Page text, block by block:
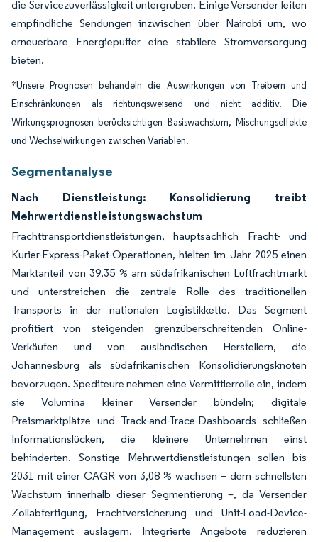
die Servicezuverlässigkeit untergruben. Einige Versender leiten
empfindliche Sendungen inzwischen über Nairobi um, wo
erneuerbare Energiepuffer eine stabilere Stromversorgung
bieten.
*Unsere Prognosen behandeln die Auswirkungen von Treibern und
Einschränkungen als richtungsweisend und nicht additiv. Die
Wirkungsprognosen berücksichtigen Basiswachstum, Mischungseffekte
und Wechselwirkungen zwischen Variablen.
Segmentanalyse
Nach Dienstleistung: Konsolidierung treibt
Mehrwertdienstleistungswachstum
Frachttransportdienstleistungen, hauptsächlich Fracht- und
Kurier-Express-Paket-Operationen, hielten im Jahr 2025 einen
Marktanteil von 39,35 % am südafrikanischen Luftfrachtmarkt
und unterstreichen die zentrale Rolle des traditionellen
Transports in der nationalen Logistikkette. Das Segment
profitiert von steigenden grenzüberschreitenden Online-
Verkäufen und von ausländischen Herstellern, die
Johannesburg als südafrikanischen Konsolidierungsknoten
bevorzugen. Spediteure nehmen eine Vermittlerrolle ein, indem
sie Volumina kleiner Versender bündeln; digitale
Preismarktplätze und Track-and-Trace-Dashboards schließen
Informationslücken, die kleinere Unternehmen einst
behinderten. Sonstige Mehrwertdienstleistungen sollen bis
2031 mit einer CAGR von 3,08 % wachsen – dem schnellsten
Wachstum innerhalb dieser Segmentierung –, da Versender
Zollabfertigung, Frachtversicherung und Unit-Load-Device-
Management auslagern. Integrierte Angebote reduzieren